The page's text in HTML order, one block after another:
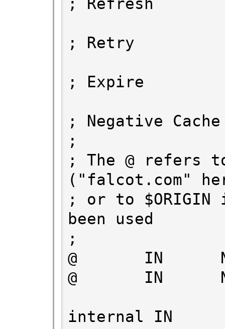
; Retry
; Expire
; Negative Cache
;
; The @ refers
("falcot.com"
; or to
been used
;
@       IN
@       IN
internal IN